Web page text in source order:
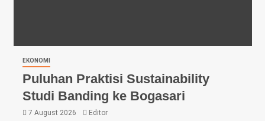
EKONOMI
Puluhan Praktisi Sustainability
Studi Banding ke Bogasari
7 August 2026 Editor